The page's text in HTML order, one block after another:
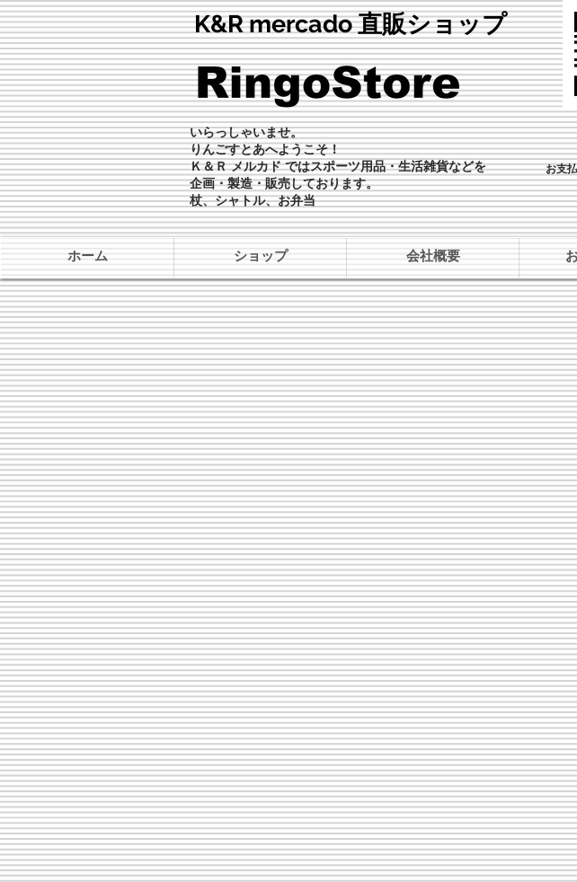
K&R mercado 直販ショップ
お支
いらっしゃいませ。
りんごすとあへようこそ！
Ｋ＆Ｒ メルカド ではスポーツ用品・生活雑貨などを
企画・製造・販売しております。
杖、シャトル、お弁当
ホーム ショップ 会社概要